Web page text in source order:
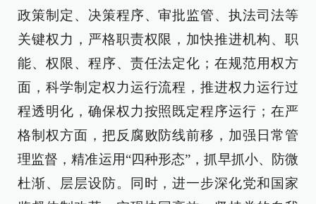
政策制定、决策程序、审批监管、执法司法等
关键权力，严格职责权限，加快推进机构、职
能、权限、程序、责任法定化；在规范用权方
面，科学制定权力运行流程，推进权力运行过
程透明化，确保权力按照既定程序运行；在严
格制权方面，把反腐败防线前移，加强日常管
理监督，精准运用“四种形态”，抓早抓小、防微
杜渐、层层设防。同时，进一步深化党和国家